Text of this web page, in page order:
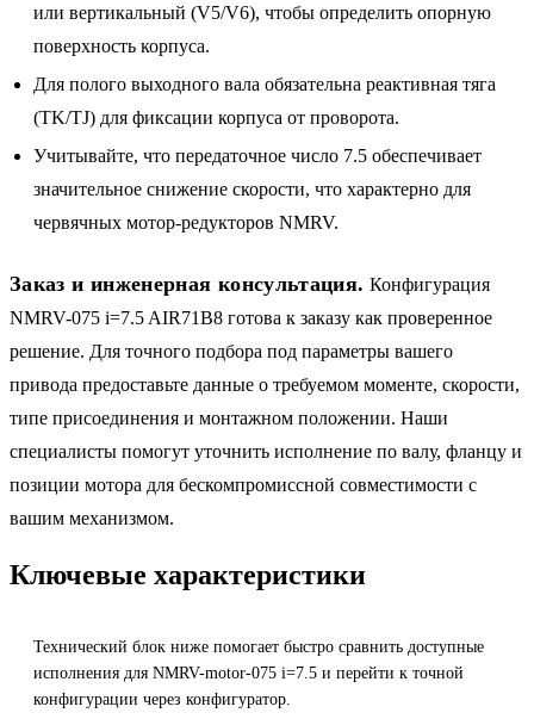
или вертикальный (V5/V6), чтобы определить опорную
поверхность корпуса.
Для полого выходного вала обязательна реактивная тяга
(TK/TJ) для фиксации корпуса от проворота.
Учитывайте, что передаточное число 7.5 обеспечивает
значительное снижение скорости, что характерно для
червячных мотор-редукторов NMRV.
Заказ и инженерная консультация. Конфигурация
NMRV-075 i=7.5 AIR71B8 готова к заказу как проверенное
решение. Для точного подбора под параметры вашего
привода предоставьте данные о требуемом моменте, скорости,
типе присоединения и монтажном положении. Наши
специалисты помогут уточнить исполнение по валу, фланцу и
позиции мотора для бескомпромиссной совместимости с
вашим механизмом.
Ключевые характеристики
Технический блок ниже помогает быстро сравнить доступные
исполнения для NMRV-motor-075 i=7.5 и перейти к точной
конфигурации через конфигуратор.